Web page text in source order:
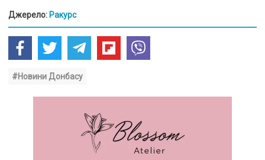
Джерело: Ракурс
#Новини Донбасу